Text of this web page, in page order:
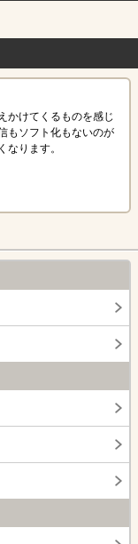
かけてくるものを感じ
もソフト化もないのが
なります。